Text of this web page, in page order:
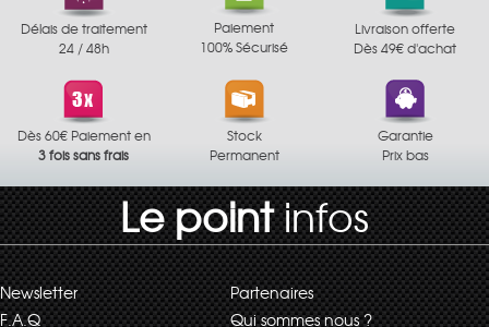
Délais de traitement
24 / 48h
Paiement
100% Sécurisé
Livraison offerte
Dès 49€ d'achat
Dès 60€ Paiement en
3 fois sans frais
Stock
Permanent
Garantie
Prix bas
Le pointinfos
Newsletter
Partenaires
F.A.Q
Qui sommes nous ?